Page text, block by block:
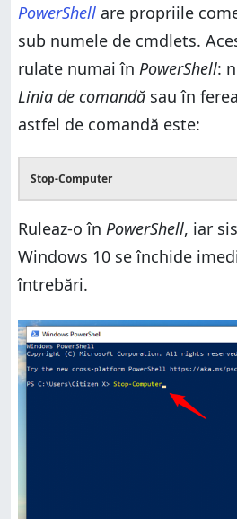
PowerShell are propriile
sub numele de cmdlets.
rulate numai în PowerShell:
Linia de comandă sau în
astfel de comandă este:
Stop-Computer
Ruleaz-o în PowerShell, iar
Windows 10 se închide
întrebări.